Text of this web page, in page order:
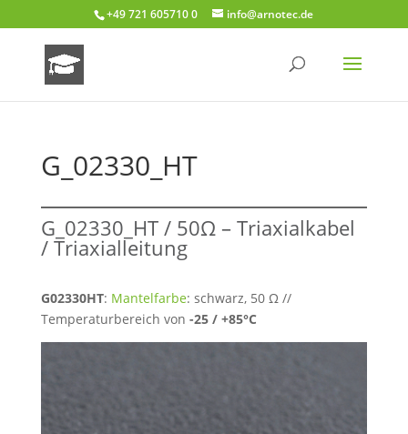
+49 721 605710 0 info@arnotec.de
G_02330_HT
G_02330_HT / 50Ω – Triaxialkabel
/ Triaxialleitung
G02330HT: Mantelfarbe: schwarz, 50 Ω //
Temperaturbereich von -25 / +85°C